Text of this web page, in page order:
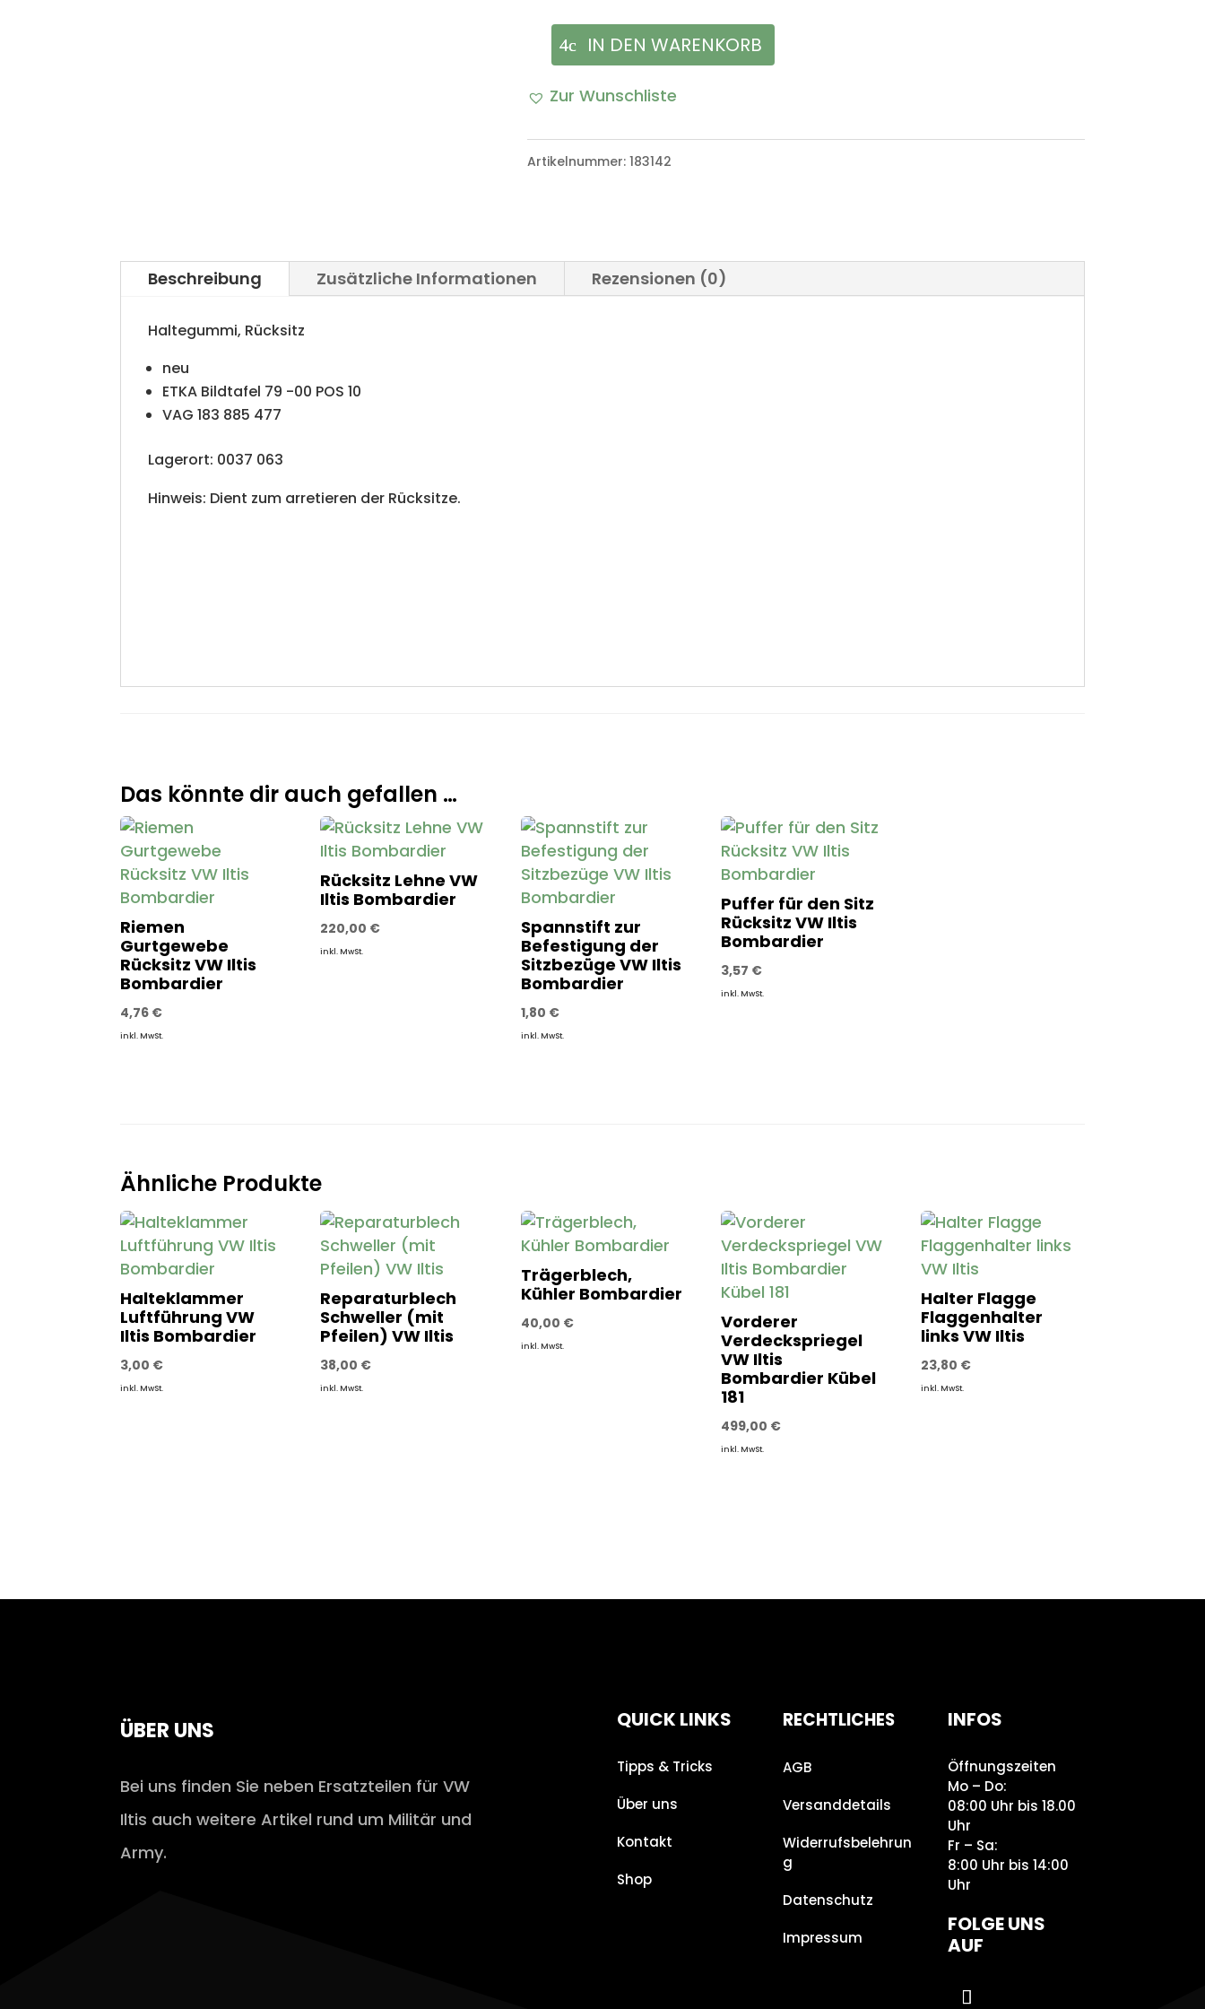
Haltegummi
Rücksitz
Iltis
IN DEN WARENKORB
Zur Wunschliste
Artikelnummer:183142
Beschreibung Zusätzliche Informationen Rezensionen (0)
Haltegummi, Rücksitz
neu
ETKA Bildtafel 79 -00 POS 10
VAG 183 885 477
Lagerort: 0037 063
Hinweis: Dient zum arretieren der Rücksitze.
Das könnte dir auch gefallen …
Riemen
Gurtgewebe
Rücksitz VW Iltis
Bombardier
4,76 €
inkl. MwSt.
Rücksitz Lehne VW
Iltis Bombardier
220,00 €
inkl. MwSt.
Spannstift zur
Befestigung der
Sitzbezüge VW Iltis
Bombardier
1,80 €
inkl. MwSt.
Puffer für den Sitz
Rücksitz VW Iltis
Bombardier
3,57 €
inkl. MwSt.
Ähnliche Produkte
Halteklammer
Luftführung VW
Iltis Bombardier
3,00 €
inkl. MwSt.
Reparaturblech
Schweller (mit
Pfeilen) VW Iltis
38,00 €
inkl. MwSt.
Trägerblech,
Kühler Bombardier
40,00 €
inkl. MwSt.
Vorderer
Verdeckspriegel
VW Iltis
Bombardier Kübel
181
499,00 €
inkl. MwSt.
Halter Flagge
Flaggenhalter
links VW Iltis
23,80 €
inkl. MwSt.
ÜBER UNS
Bei uns finden Sie neben Ersatzteilen für VW
Iltis auch weitere Artikel rund um Militär und
Army.
QUICK LINKS
Tipps & Tricks
Über uns
Kontakt
Shop
RECHTLICHES
AGB
Versanddetails
Widerrufsbelehrun
g
Datenschutz
Impressum
INFOS
Öffnungszeiten
Mo – Do:
08:00 Uhr bis 18.00
Uhr
Fr – Sa:
8:00 Uhr bis 14:00
Uhr
FOLGE UNS
AUF